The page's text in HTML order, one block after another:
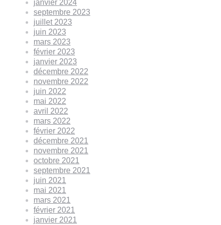
janvier 2024
septembre 2023
juillet 2023
juin 2023
mars 2023
février 2023
janvier 2023
décembre 2022
novembre 2022
juin 2022
mai 2022
avril 2022
mars 2022
février 2022
décembre 2021
novembre 2021
octobre 2021
septembre 2021
juin 2021
mai 2021
mars 2021
février 2021
janvier 2021